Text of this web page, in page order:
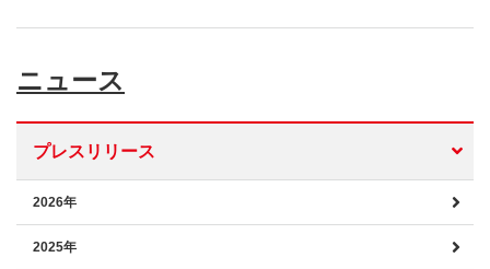
ニュース
プレスリリース
2026年
2025年